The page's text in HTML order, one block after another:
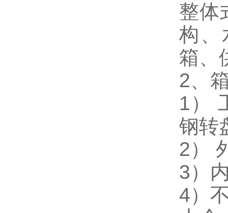
整体
构、
箱、
2、
1）
钢转
2）
3）
4）